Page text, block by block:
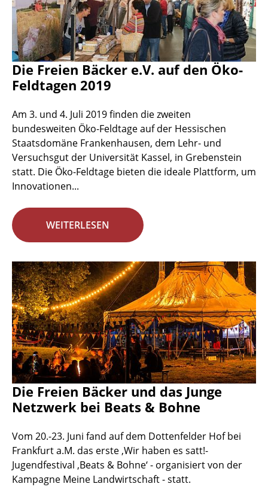
Die Freien Bäcker e.V. auf den Öko-
Feldtagen 2019
Am 3. und 4. Juli 2019 finden die zweiten
bundesweiten Öko-Feldtage auf der Hessischen
Staatsdomäne Frankenhausen, dem Lehr- und
Versuchsgut der Universität Kassel, in Grebenstein
statt. Die Öko-Feldtage bieten die ideale Plattform, um
Innovationen...
WEITERLESEN
Die Freien Bäcker und das Junge
Netzwerk bei Beats & Bohne
Vom 20.-23. Juni fand auf dem Dottenfelder Hof bei
Frankfurt a.M. das erste ‚Wir haben es satt!-
Jugendfestival ‚Beats & Bohne‘ - organisiert von der
Kampagne Meine Landwirtschaft - statt.